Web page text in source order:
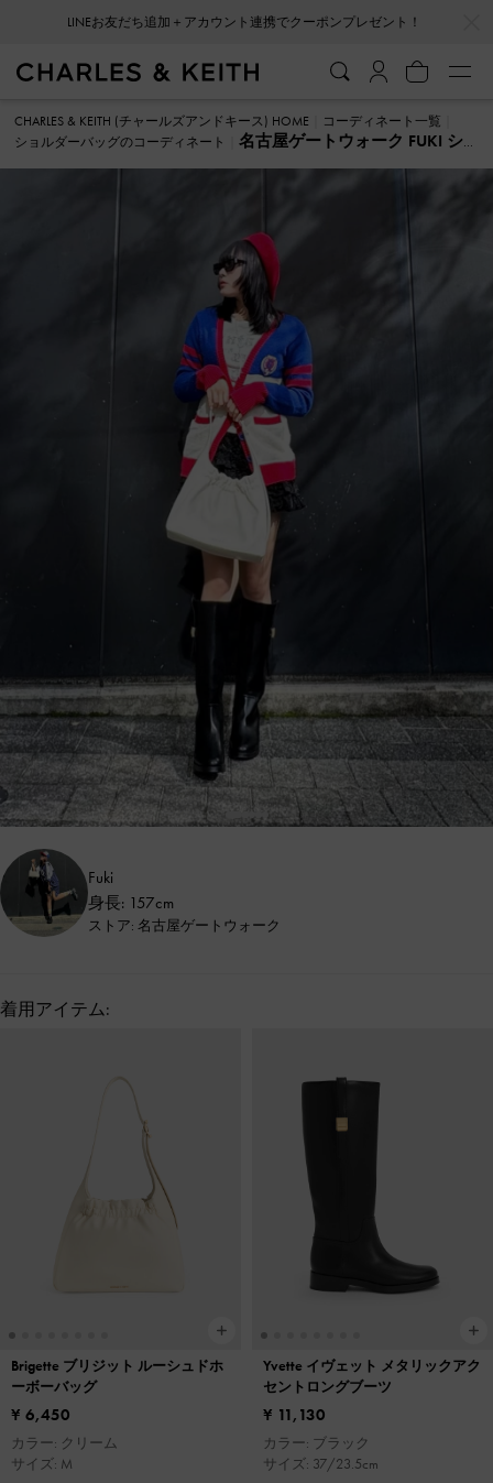
LINEお友だち追加＋アカウント連携でクーポンプレゼント！
CHARLES & KEITH (チャールズアンドキース) HOME
コーディネート一覧
ショルダーバッグのコーディネート
名古屋ゲートウォーク FUKI シ
Fuki
身長: 157cm
ストア: 名古屋ゲートウォーク
着用アイテム:
Brigette ブリジット ルーシュドホ
ーボーバッグ
¥ 6,450
カラー: クリーム
サイズ: M
Yvette イヴェット メタリックアク
セントロングブーツ
¥ 11,130
カラー: ブラック
サイズ: 37/23.5cm